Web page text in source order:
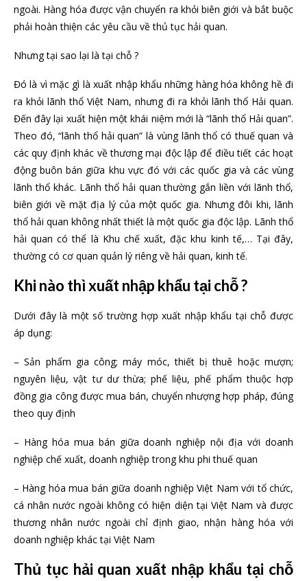
ngoài. Hàng hóa được vận chuyển ra khỏi biên giới và bắt buộc
phải hoàn thiện các yêu cầu về thủ tục hải quan.
Nhưng tại sao lại là tại chỗ ?
Đó là vì mặc gì là xuất nhập khẩu những hàng hóa không hề đi
ra khỏi lãnh thổ Việt Nam, nhưng đi ra khỏi lãnh thổ Hải quan.
Đến đây lại xuất hiện một khái niệm mới là “lãnh thổ Hải quan”.
Theo đó, “lãnh thổ hải quan” là vùng lãnh thổ có thuế quan và
các quy định khác về thương mại độc lập để điều tiết các hoạt
động buôn bán giữa khu vực đó với các quốc gia và các vùng
lãnh thổ khác. Lãnh thổ hải quan thường gắn liền với lãnh thổ,
biên giới về mặt địa lý của một quốc gia. Nhưng đôi khi, lãnh
thổ hải quan không nhất thiết là một quốc gia độc lập. Lãnh thổ
hải quan có thể là Khu chế xuất, đặc khu kinh tế,… Tại đây,
thường có cơ quan quản lý riêng về hải quan, kinh tế.
Khi nào thì xuất nhập khẩu tại chỗ ?
Dưới đây là một số trường hợp xuất nhập khẩu tại chỗ được
áp dụng:
– Sản phẩm gia công; máy móc, thiết bị thuê hoặc mượn;
nguyên liệu, vật tư dư thừa; phế liệu, phế phẩm thuộc hợp
đồng gia công được mua bán, chuyển nhượng hợp pháp, đúng
theo quy định
– Hàng hóa mua bán giữa doanh nghiệp nội địa với doanh
nghiệp chế xuất, doanh nghiệp trong khu phi thuế quan
– Hàng hóa mua bán giữa doanh nghiệp Việt Nam với tổ chức,
cá nhân nước ngoài không có hiện diện tại Việt Nam và được
thương nhân nước ngoài chỉ định giao, nhận hàng hóa với
doanh nghiệp khác tại Việt Nam
Thủ tục hải quan xuất nhập khẩu tại chỗ